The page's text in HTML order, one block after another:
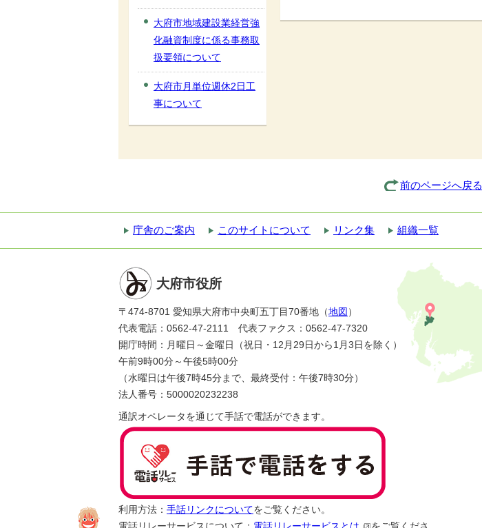
大府市地域建設業経営強
化融資制度に係る事務取
扱要領について
大府市月単位週休2日工
事について
前のページへ戻る
庁舎のご案内 このサイトについて リンク集 組織一覧
大府市役所
〒474-8701 愛知県大府市中央町五丁目70番地（地図 ）
代表電話：0562-47-2111 代表ファクス：0562-47-7320
開庁時間：月曜日～金曜日（祝日・12月29日から1月3日を除く）
午前9時00分～午後5時00分
（水曜日は午後7時45分まで、最終受付：午後7時30分）
法人番号：5000020232238
通訳オペレータを通じて手話で電話ができます。
利用方法： 手話リンクについてをご覧ください。